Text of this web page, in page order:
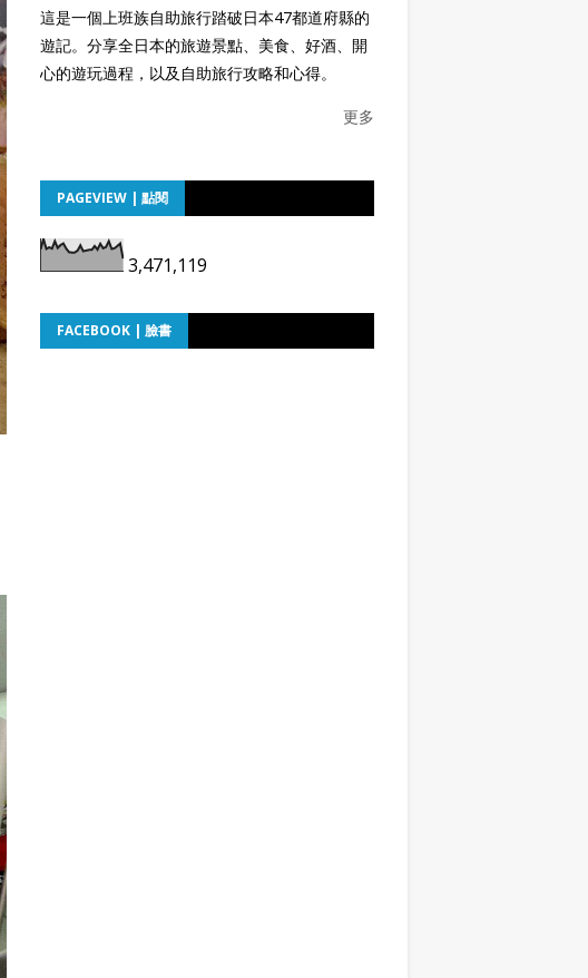
這是一個上班族自助旅行踏破日本47都道府縣的
遊記。分享全日本的旅遊景點、美食、好酒、開
心的遊玩過程，以及自助旅行攻略和心得。
更多
PAGEVIEW | 點閱
3,471,119
FACEBOOK | 臉書